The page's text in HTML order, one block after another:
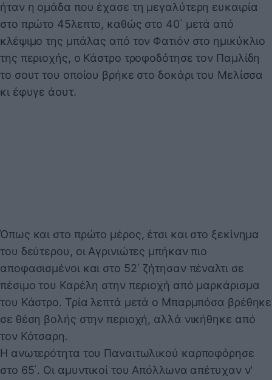
ήταν η ομάδα που έχασε τη μεγαλύτερη ευκαιρία
στο πρώτο 45λεπτο, καθώς στο 40΄ μετά από
κλέψιμο της μπάλας από τον Φατιόν στο ημικύκλιο
της περιοχής, ο Κάστρο τροφοδότησε τον Παμλίδη
το σουτ του οποίου βρήκε στο δοκάρι του Μελίσσα
κι έφυγε άουτ.
Όπως και στο πρώτο μέρος, έτσι και στο ξεκίνημα
του δεύτερου, οι Αγρινιώτες μπήκαν πιο
αποφασισμένοι και στο 52΄ ζήτησαν πέναλτι σε
πέσιμο του Καρέλη στην περιοχή από μαρκάρισμα
του Κάστρο. Τρία λεπτά μετά ο Μπαρμπόσα βρέθηκε
σε θέση βολής στην περιοχή, αλλά νικήθηκε από
τον Κότσαρη.
Η ανωτερότητα του Παναιτωλικού καρποφόρησε
στο 65΄. Οι αμυντικοί του Απόλλωνα απέτυχαν ν'